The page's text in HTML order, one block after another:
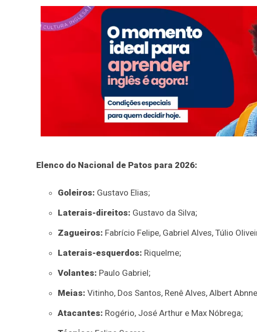
Elenco do Nacional de Patos para 2026:
Goleiros: Gustavo Elias;
Laterais-direitos: Gustavo da Silva;
Zagueiros: Fabrício Felipe, Gabriel Alves, Túlio
Laterais-esquerdos: Riquelme;
Volantes: Paulo Gabriel;
Meias: Vitinho, Dos Santos, Renê Alves, Albert
Atacantes: Rogério, José Arthur e Max Nóbrega;